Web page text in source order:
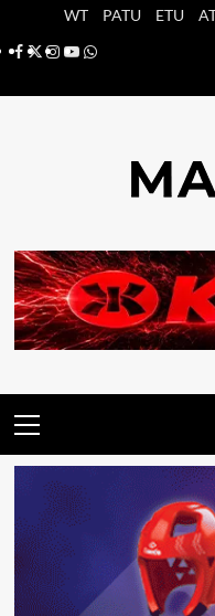
WT PATU ETU
Facebook
X Instagram
YouTube
Whatsapp
principal